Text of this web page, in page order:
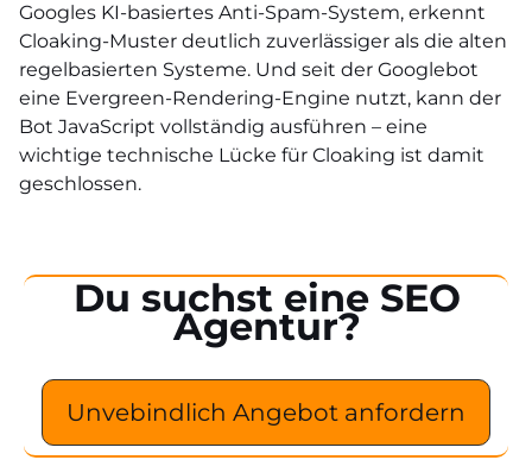
Googles KI-basiertes Anti-Spam-System, erkennt
Cloaking-Muster deutlich zuverlässiger als die alten
regelbasierten Systeme. Und seit der Googlebot
eine Evergreen-Rendering-Engine nutzt, kann der
Bot JavaScript vollständig ausführen – eine
wichtige technische Lücke für Cloaking ist damit
geschlossen.
Du suchst eine SEO
Agentur?
Unvebindlich Angebot anfordern